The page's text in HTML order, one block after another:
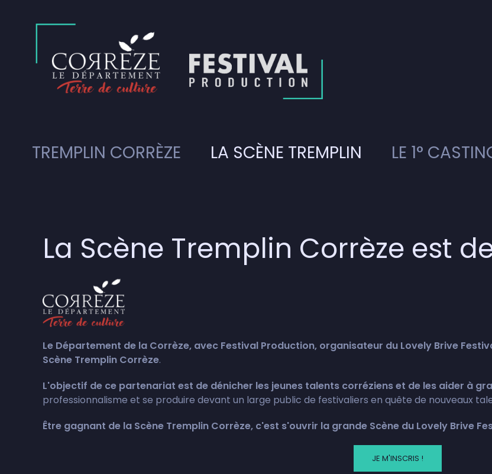
TREMPLIN CORRÈZE LA SCÈNE TREMPLIN LE 1°
La Scène Tremplin Corrèze est
Le Département de la Corrèze, avec Festival Production, organisateur du Lovely Brive
Scène Tremplin Corrèze.
L'objectif de ce partenariat est de dénicher les jeunes talents corréziens et de les aider à
professionnalisme et se produire devant un large public de festivaliers en quête de nouveaux
Être gagnant de la Scène Tremplin Corrèze, c'est s'ouvrir la grande Scène du Lovely Brive
JE M'INSCRIS !